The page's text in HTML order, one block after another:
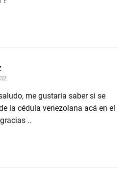
me gustaria saber si se
la cédula venezolana acá en el
..